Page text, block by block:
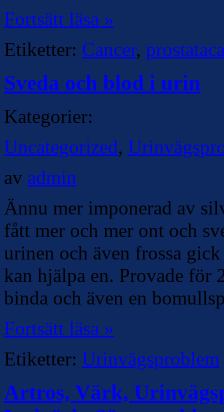
Fortsätt läsa »
Etiketter: Cancer,
Sveda och blod i urin
Kategorier:
Uncategorized,
av admin
Ännu mer imponerad av
fått mer och mer ont och
urinen och även frossa
kan hjälpa en. Provade för
binda och även en
Fortsätt läsa »
Etiketter: Urinvägsproblem
Artros, Värk,